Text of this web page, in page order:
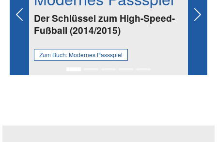
Der Schlüssel zum High-Speed-
Fußball (2014/2015)
Zum Buch:Modernes Passspiel
Previous Next